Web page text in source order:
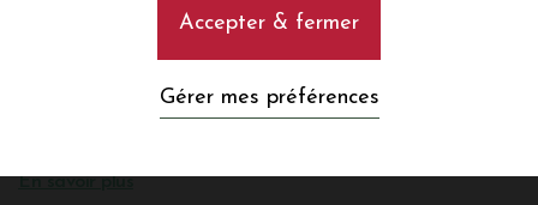
Accepter & fermer
Gérer mes préférences
En savoir plus